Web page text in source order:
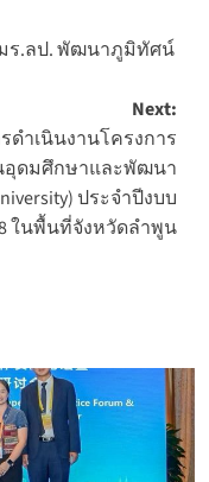
ร.ลป. พัฒนาภูมิทัศน์
Next:
ำเนินงานโครงการ
อุดมศึกษาและพัฒนา
ประจำปีงบบ
ในพื้นที่จังหวัดลำพูน